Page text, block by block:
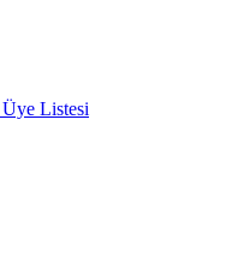
Üye Listesi